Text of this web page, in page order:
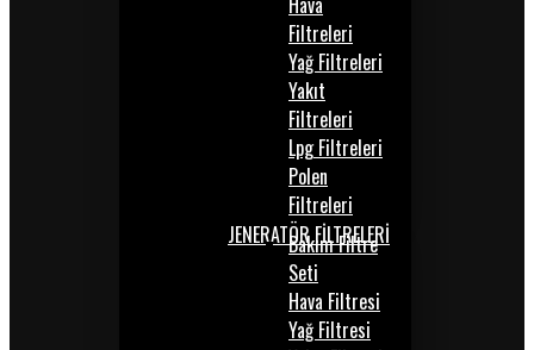
Filtreleri
Yağ Filtreleri
Yakıt
Filtreleri
Lpg Filtreleri
Polen
Filtreleri
JENERATÖR FİLTRELERİ
Bakım Filtre
Seti
Hava Filtresi
Yağ Filtresi